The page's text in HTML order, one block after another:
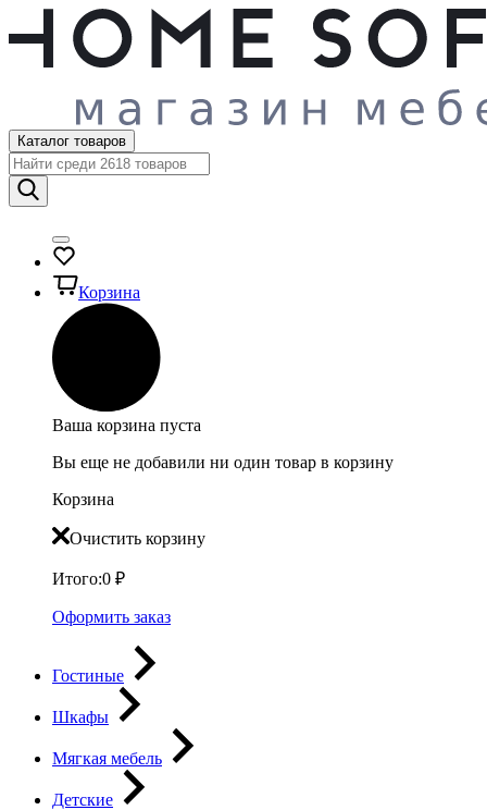
Каталог товаров
Корзина
Ваша корзина пуста
Вы еще не добавили ни один товар в корзину
Корзина
Очистить корзину
Итого:0 ₽
Оформить заказ
Гостиные
Шкафы
Мягкая мебель
Детские